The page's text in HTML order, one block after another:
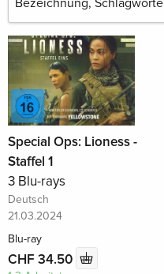
Special Ops: Lioness -
Staffel 1
3 Blu-rays
Deutsch
21.03.2024
Blu-ray
CHF 34.50